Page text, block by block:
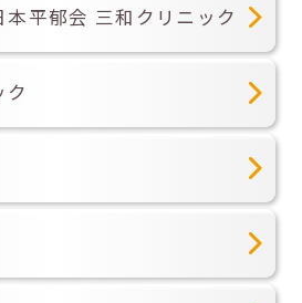
平郁会 三和クリニック
ク